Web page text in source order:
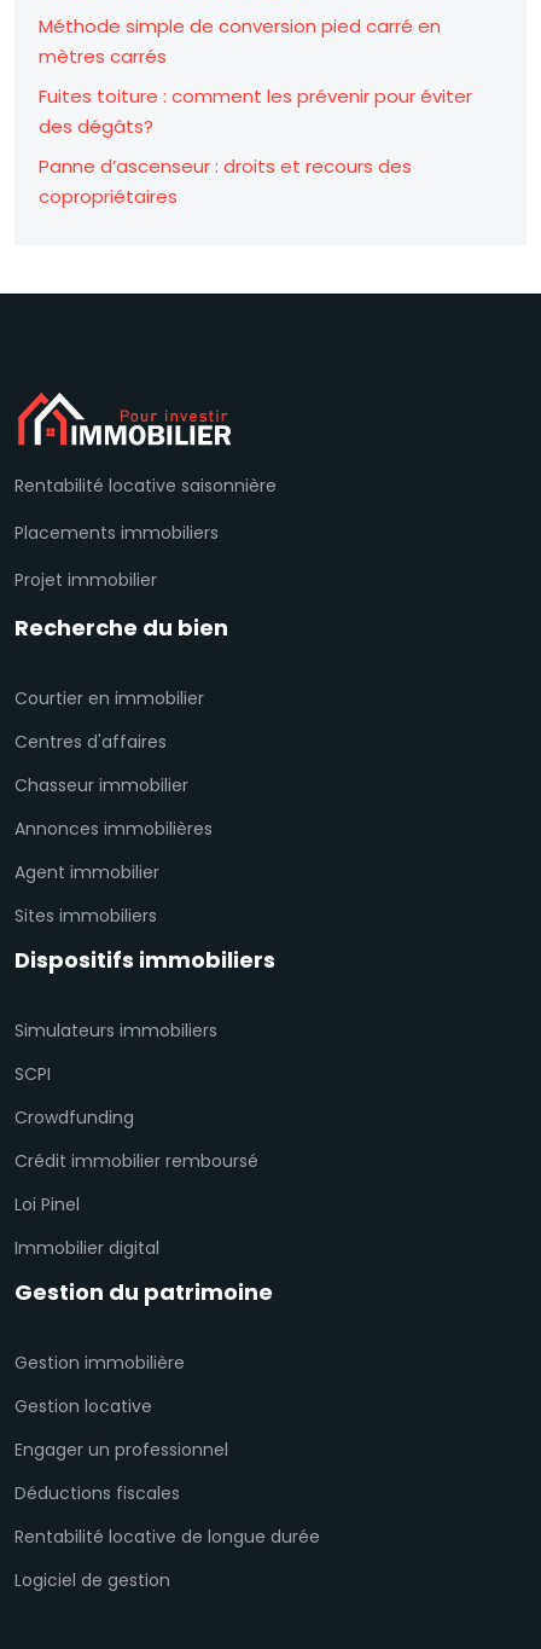
Méthode simple de conversion pied carré en
mètres carrés
Fuites toiture : comment les prévenir pour éviter
des dégâts?
Panne d’ascenseur : droits et recours des
copropriétaires
Rentabilité locative saisonnière
Placements immobiliers
Projet immobilier
Recherche du bien
Courtier en immobilier
Centres d'affaires
Chasseur immobilier
Annonces immobilières
Agent immobilier
Sites immobiliers
Dispositifs immobiliers
Simulateurs immobiliers
SCPI
Crowdfunding
Crédit immobilier remboursé
Loi Pinel
Immobilier digital
Gestion du patrimoine
Gestion immobilière
Gestion locative
Engager un professionnel
Déductions fiscales
Rentabilité locative de longue durée
Logiciel de gestion